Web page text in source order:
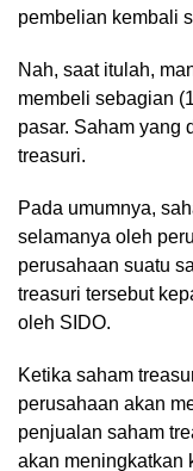
pembelian kembali
Nah, saat itulah,
membeli sebagian
pasar. Saham yang
treasuri.
Pada umumnya,
selamanya oleh
perusahaan suatu
treasuri tersebut
oleh SIDO.
Ketika saham
perusahaan akan
penjualan saham
akan meningkatkan